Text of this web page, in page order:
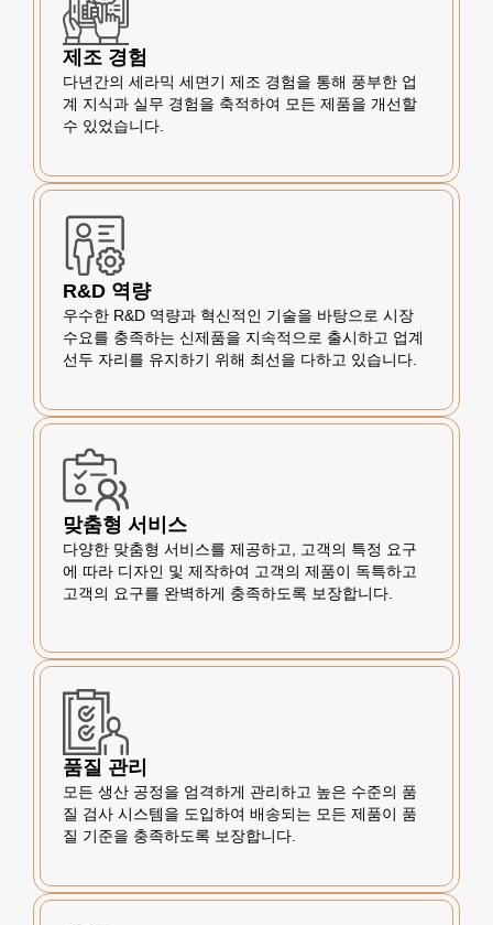
제조 경험
다년간의 세라믹 세면기 제조 경험을 통해 풍부한 업
계 지식과 실무 경험을 축적하여 모든 제품을 개선할
수 있었습니다.
R&D 역량
우수한 R&D 역량과 혁신적인 기술을 바탕으로 시장
수요를 충족하는 신제품을 지속적으로 출시하고 업계
선두 자리를 유지하기 위해 최선을 다하고 있습니다.
맞춤형 서비스
다양한 맞춤형 서비스를 제공하고, 고객의 특정 요구
에 따라 디자인 및 제작하여 고객의 제품이 독특하고
고객의 요구를 완벽하게 충족하도록 보장합니다.
품질 관리
모든 생산 공정을 엄격하게 관리하고 높은 수준의 품
질 검사 시스템을 도입하여 배송되는 모든 제품이 품
질 기준을 충족하도록 보장합니다.